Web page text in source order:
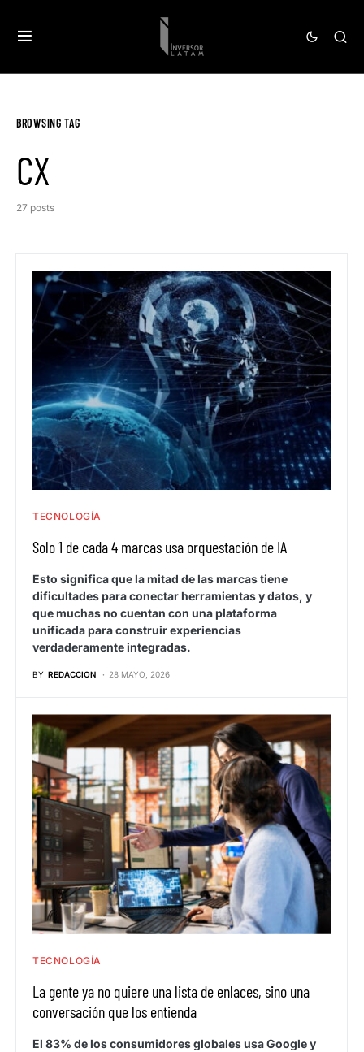
BROWSING TAG
CX
27 posts
TECNOLOGÍA
Solo 1 de cada 4 marcas usa orquestación de IA
Esto significa que la mitad de las marcas tiene
dificultades para conectar herramientas y datos, y
que muchas no cuentan con una plataforma
unificada para construir experiencias
verdaderamente integradas.
BY REDACCION 28 MAYO, 2026
TECNOLOGÍA
La gente ya no quiere una lista de enlaces, sino una
conversación que los entienda
El 83% de los consumidores globales usa Google y